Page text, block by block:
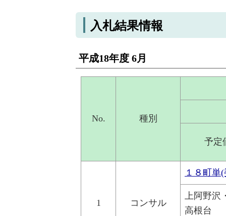
入札結果情報
平成18年度 6月
No. 種別
予定
1 コンサル
１８町単
上阿野沢
高根台